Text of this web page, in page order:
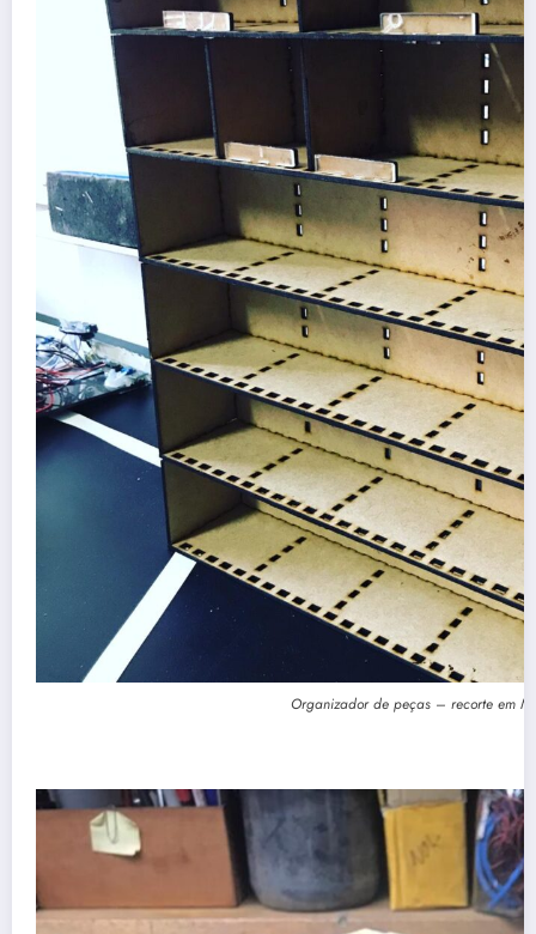
Organizador de peças – recorte em